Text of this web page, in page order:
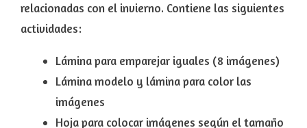
relacionadas con el invierno. Contiene las siguientes
actividades:
Lámina para emparejar iguales (8 imágenes)
Lámina modelo y lámina para color las
imágenes
Hoja para colocar imágenes según el tamaño